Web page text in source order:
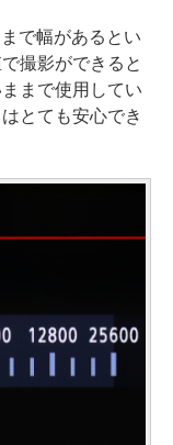
で幅があるとい
撮影ができると
まで使用してい
とても安心でき